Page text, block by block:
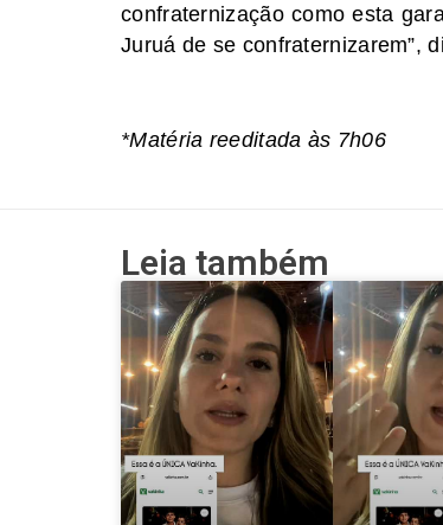
confraternização como esta
Juruá de se confraternizarem”,
*Matéria reeditada às 7h06
Leia também